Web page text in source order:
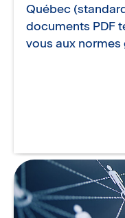
Québec
documents PDF
vous aux